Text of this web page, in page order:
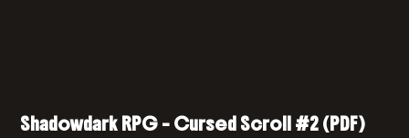
Shadowdark RPG – Cursed Scroll #2 (PDF)